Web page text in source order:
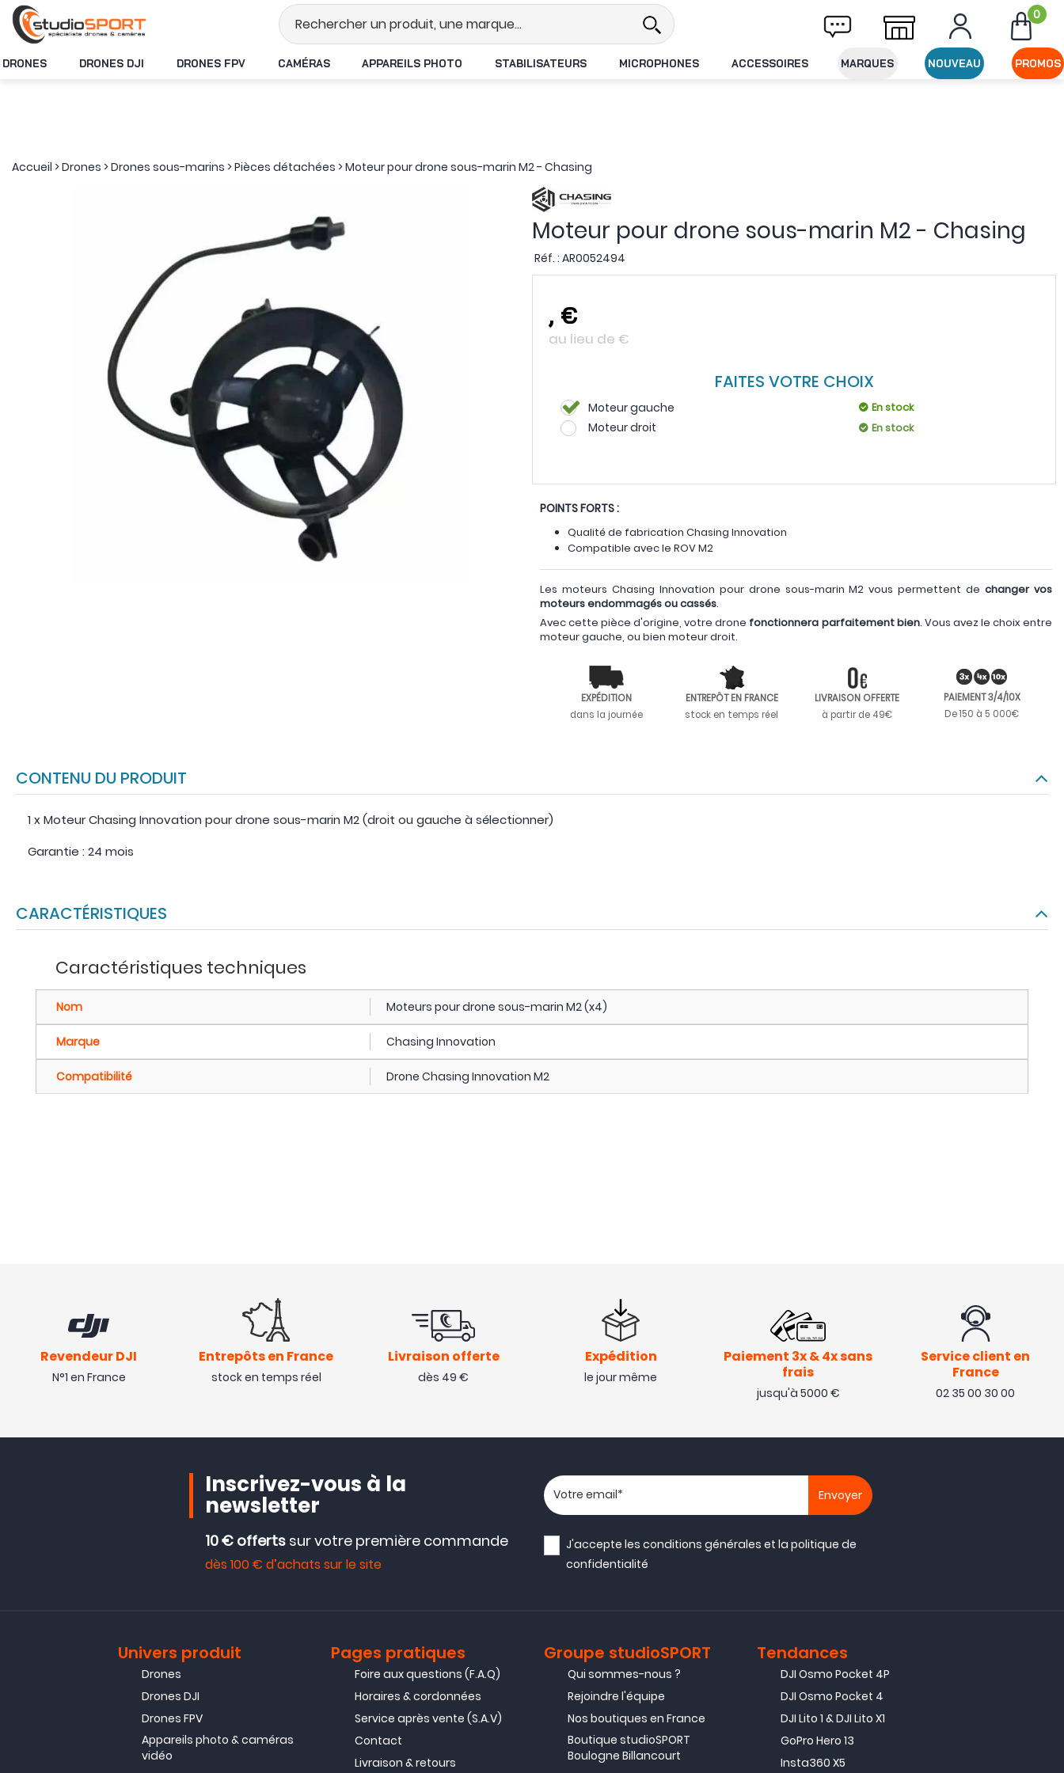
Stock en temps réel Livraison offerte dès 49€ d'achat 0
DRONES DRONES DJI DRONES FPV CAMÉRAS APPAREILS PHOTO STABILISATEURS MICROPHONES ACCESSOIRES MARQUES NOUVEAU PROMOS
Accueil >Drones >Drones sous-marins >Pièces détachées >Moteur pour drone sous-marin M2 - Chasing
Moteur pour drone sous-marin M2 - Chasing
Réf. : AR0052494
, €
au lieu de €
FAITES VOTRE CHOIX
Moteur gauche En stock
Moteur droit En stock
POINTS FORTS :
Qualité de fabrication Chasing Innovation
Compatible avec le ROV M2
Les moteurs Chasing Innovation pour drone sous-marin M2 vous permettent dechanger vos
moteurs endommagés ou cassés.
Avec cette pièce d'origine, votre drone fonctionnera parfaitement bien. Vous avez le choix entre
moteur gauche, ou bien moteur droit.
EXPÉDITION
dans la journée
ENTREPÔT EN FRANCE
stock en temps réel
LIVRAISON OFFERTE
à partir de 49€
PAIEMENT 3/4/10X
De 150 à 5 000€
CONTENU DU PRODUIT
1 x Moteur Chasing Innovation pour drone sous-marin M2 (droit ou gauche à sélectionner)
Garantie : 24 mois
CARACTÉRISTIQUES
Caractéristiques techniques
Nom Moteurs pour drone sous-marin M2 (x4)
Marque Chasing Innovation
Compatibilité Drone Chasing Innovation M2
Revendeur DJI
N°1 en France
Entrepôts en France
stock en temps réel
Livraison offerte
dès 49 €
Expédition
le jour même
Paiement 3x & 4x sans
frais
jusqu'à 5000 €
Service client en
France
02 35 00 30 00
Inscrivez-vous à la
newsletter
10 € offerts sur votre première commande
dès 100 € d’achats sur le site
Votre adresse email
J'accepte lesconditions générales et lapolitique de
confidentialité
Univers produit
Drones
Drones DJI
Drones FPV
Appareils photo & caméras
vidéo
Pages pratiques
Foire aux questions (F.A.Q)
Horaires & cordonnées
Service après vente (S.A.V)
Contact
Livraison & retours
Groupe studioSPORT
Qui sommes-nous ?
Rejoindre l'équipe
Nos boutiques en France
Boutique studioSPORT
Boulogne Billancourt
Tendances
DJI Osmo Pocket 4P
DJI Osmo Pocket 4
DJI Lito 1 & DJI Lito X1
GoPro Hero 13
Insta360 X5